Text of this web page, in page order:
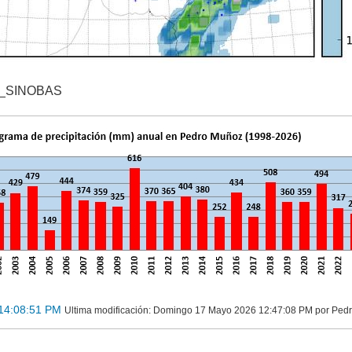
PM Ultima modificación: Domingo 17 Mayo 2026 12:47:08 PM por